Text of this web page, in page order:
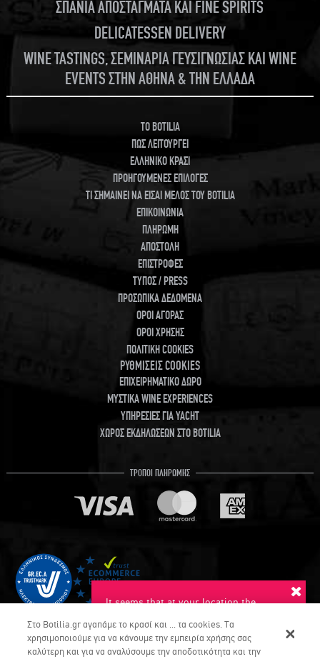
It seems that at your location the
want to switch to this language?
ΣΠΑΝΙΑ ΑΠΟΣΤΑΓΜΑΤΑ ΚΑΙ FINE SPIRITS
DELICATESSEN DELIVERY
WINE TASTINGS, ΣΕΜΙΝΑΡΙΑ ΓΕΥΣΙΓΝΩΣΙΑΣ ΚΑΙ WINE
EVENTS ΣΤΗΝ ΑΘΗΝΑ & ΤΗΝ ΕΛΛΑΔΑ
TO BOTILIA
ΠΩΣ ΛΕΙΤΟΥΡΓΕΙ
ΕΛΛΗΝΙΚΟ ΚΡΑΣΙ
ΠΡΟΗΓΟΥΜΕΝΕΣ ΕΠΙΛΟΓΕΣ
ΤΙ ΣΗΜΑΙΝΕΙ ΝΑ ΕΙΣΑΙ ΜΕΛΟΣ ΤΟΥ BOTILIA
ΕΠΙΚΟΙΝΩΝΙΑ
ΠΛΗΡΩΜΗ
ΑΠΟΣΤΟΛΗ
ΕΠΙΣΤΡΟΦΕΣ
ΤΥΠΟΣ / PRESS
ΠΡΟΣΩΠΙΚΑ ΔΕΔΟΜΕΝΑ
ΟΡΟΙ ΑΓΟΡΑΣ
ΟΡΟΙ ΧΡΗΣΗΣ
ΠΟΛΙΤΙΚΗ COOKIES
ΡΥΘΜΙΣΕΙΣ COOKIES
ΕΠΙΧΕΙΡΗΜΑΤΙΚΟ ΔΩΡΟ
ΜΥΣΤΙΚΑ WINE EXPERIENCES
ΥΠΗΡΕΣΙΕΣ ΓΙΑ YACHT
ΧΩΡΟΣ ΕΚΔΗΛΩΣΕΩΝ ΣΤΟ BOTILIA
ΤΡΟΠΟΙ ΠΛΗΡΩΜΗΣ
Στο Botilia.gr αγαπάμε το κρασί και ... τα cookies. Τα
χρησιμοποιούμε για να κάνουμε την εμπειρία χρήσης σας
καλύτερη και για να αναλύσουμε την αποδοτικότητα και την